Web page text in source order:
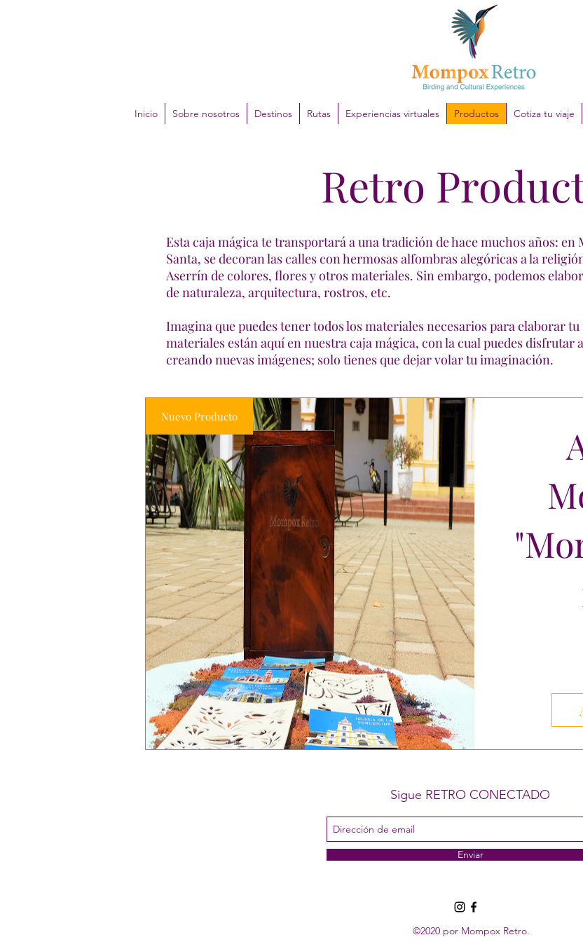
Inicio Sobre nosotros Destinos Rutas Experiencias virtuales Productos Cotiza tu viaje
Retro
Esta caja mágica te transportará a una tradición de hace muchos años: en
Santa, se decoran las calles con hermosas alfombras alegóricas a la
Aserrín de colores, flores y otros materiales. Sin embargo, podemos
de naturaleza, arquitectura, rostros, etc.
Imagina que puedes tener todos los materiales necesarios para elaborar
materiales están aquí en nuestra caja mágica, con la cual puedes disfrutar
creando nuevas imágenes; solo tienes que dejar volar tu imaginación.
Nuevo Producto
Sigue RETRO CONECTADO
Enviar
©2020 por Mompox Retro.